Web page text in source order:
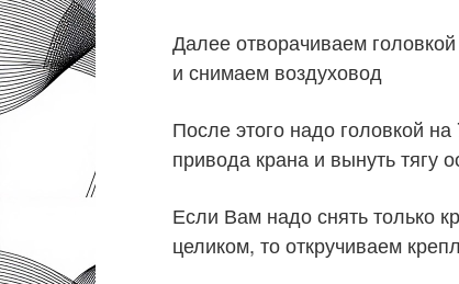
Далее отворачиваем
и снимаем воздуховод
После этого надо головкой
привода крана и вынуть тягу
Если Вам надо снять только
целиком, то откручиваем